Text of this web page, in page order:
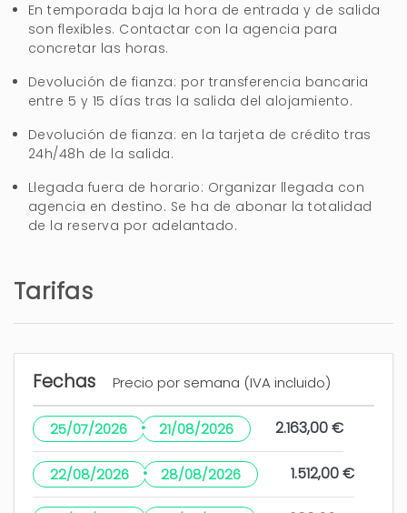
Muchas gracias por su valoración
Pedro, Un saludo
Antonio (España)
Mantenimiento piscina mas frecuente, pues
bañadores y toallas con verdin, , colocar
mosquiteras, cambiar cortinas baños, cajones y
armarios olor a humedad
¿LE HA RESULTADO ÚTIL?
1 año
Hola Antonio, agradecemos sus
En temporada baja la hora de entrada y de salida
son flexibles. Contactar con la agencia para
concretar las horas.
Devolución de fianza: por transferencia bancaria
entre 5 y 15 días tras la salida del alojamiento.
Devolución de fianza: en la tarjeta de crédito tras
24h/48h de la salida.
Llegada fuera de horario: Organizar llegada con
agencia en destino. Se ha de abonar la totalidad
de la reserva por adelantado.
Tarifas
Fechas Precio por semana (IVA incluido)
25/07/2026 · 21/08/2026 2.163,00 €
22/08/2026 · 28/08/2026 1.512,00 €